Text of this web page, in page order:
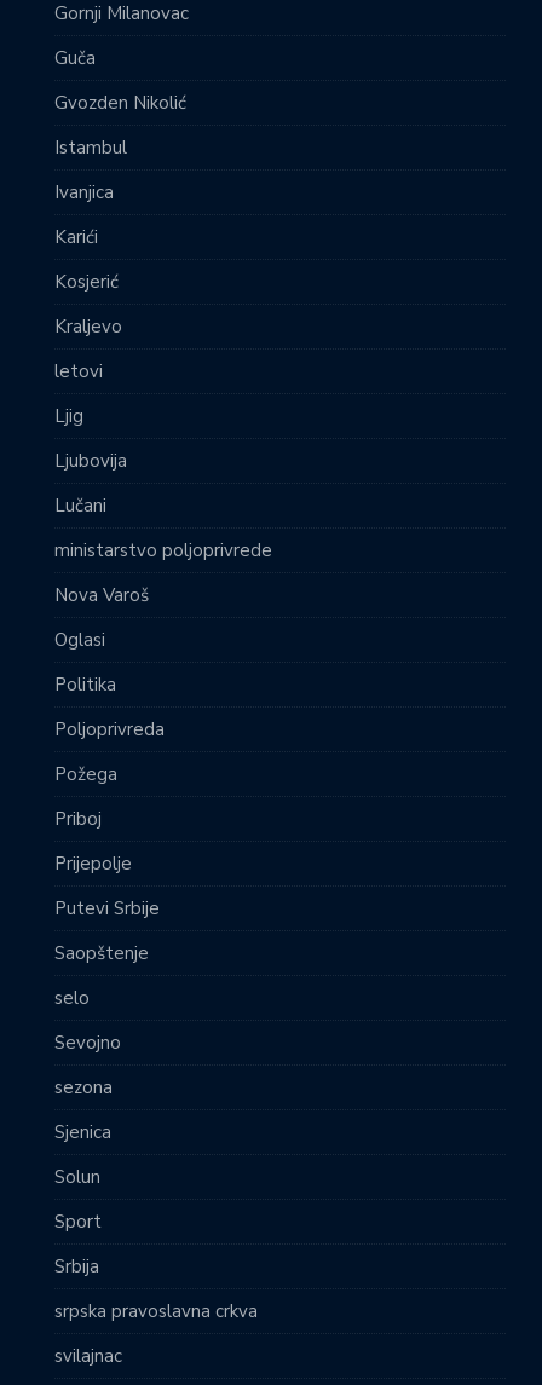
Gornji Milanovac
Guča
Gvozden Nikolić
Istambul
Ivanjica
Karići
Kosjerić
Kraljevo
letovi
Ljig
Ljubovija
Lučani
ministarstvo poljoprivrede
Nova Varoš
Oglasi
Politika
Poljoprivreda
Požega
Priboj
Prijepolje
Putevi Srbije
Saopštenje
selo
Sevojno
sezona
Sjenica
Solun
Sport
Srbija
srpska pravoslavna crkva
svilajnac